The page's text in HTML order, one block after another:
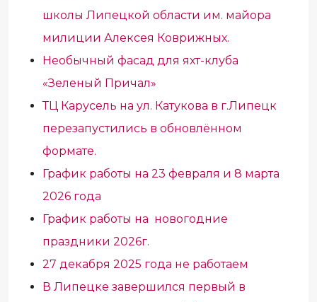
школы Липецкой области им. майора
милиции Алексея Коврижных.
Необычный фасад для яхт-клуба
«Зеленый Причал»
ТЦ Карусель на ул. Катукова в г.Липецк
перезапустились в обновлённом
формате.
График работы на 23 февраля и 8 марта
2026 года
График работы на новогодние
праздники 2026г.
27 декабря 2025 года не работаем
В Липецке завершился первый в